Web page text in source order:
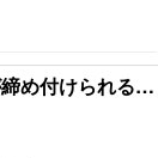
め付けられる…